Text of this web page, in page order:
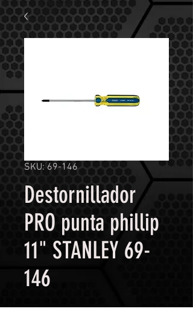
SKU: 69-146
Destornillador
PRO punta phillip
11" STANLEY 69-
146